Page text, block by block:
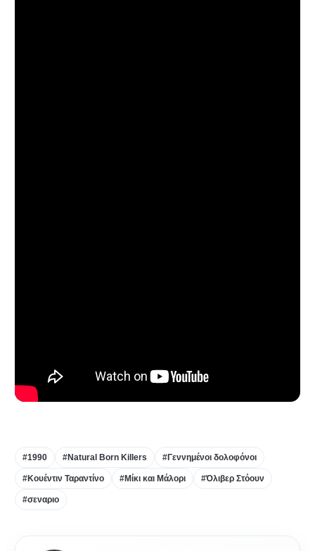
#1990 #Natural Born Killers #Γεννημένοι δολοφόνοι
#Κουέντιν Ταραντίνο #Μίκι και Μάλορι #Όλιβερ Στόουν
#σεναριο